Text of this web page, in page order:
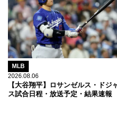
MLB
2026.08.06
【大谷翔平】ロサンゼルス・ドジ
ス試合日程・放送予定・結果速報